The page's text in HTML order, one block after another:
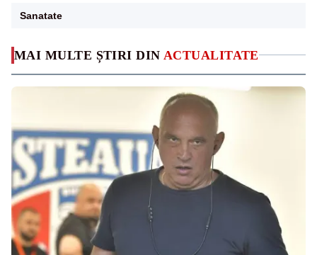
MAI MULTE ȘTIRI DIN ACTUALITATE
Sanatate